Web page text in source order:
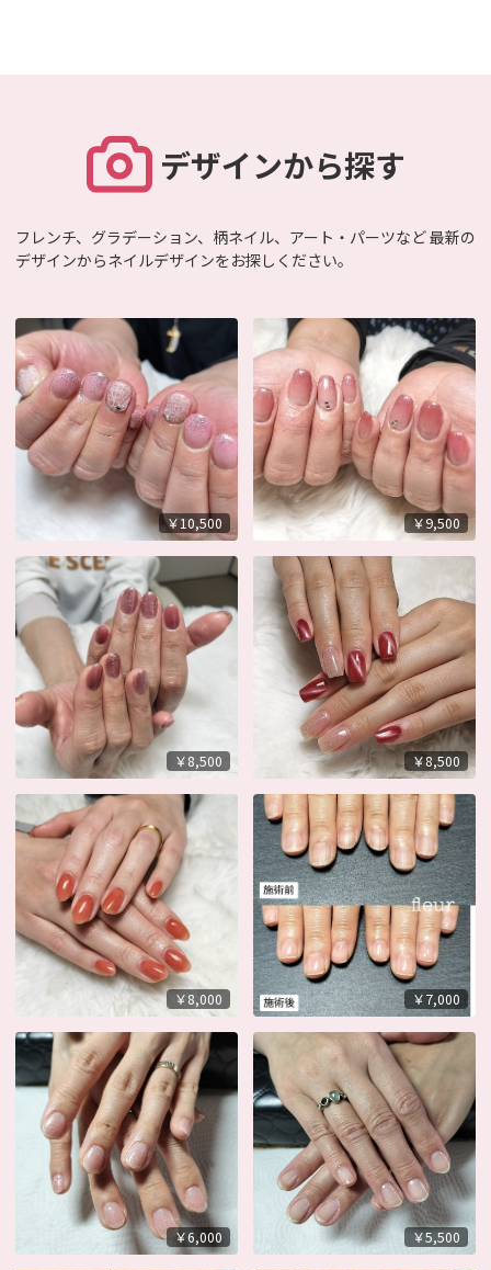
デザインから探す
フレンチ、グラデーション、柄ネイル、アート・パーツなど最新の
デザインからネイルデザインをお探しください。
￥10,500 ￥9,500
￥8,500 ￥8,500
￥8,000 ￥7,000
￥6,000 ￥5,500